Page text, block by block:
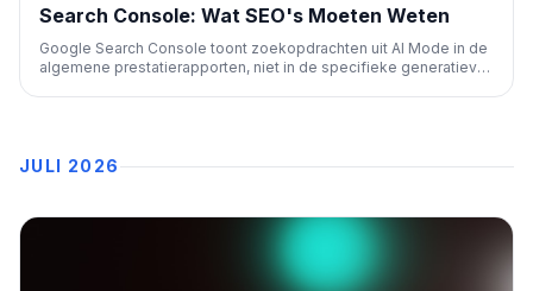
Search Console: Wat SEO's Moeten Weten
Google Search Console toont zoekopdrachten uit AI Mode in de
algemene prestatierapporten, niet in de specifieke generatieve
JULI 2026